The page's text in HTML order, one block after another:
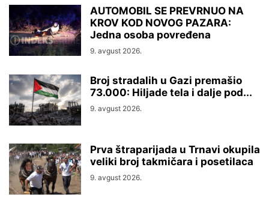
AUTOMOBIL SE PREVRNUO NA
KROV KOD NOVOG PAZARA:
Jedna osoba povređena
9. avgust 2026.
Broj stradalih u Gazi premašio
73.000: Hiljade tela i dalje pod...
9. avgust 2026.
Prva štraparijada u Trnavi okupila
veliki broj takmičara i posetilaca
9. avgust 2026.